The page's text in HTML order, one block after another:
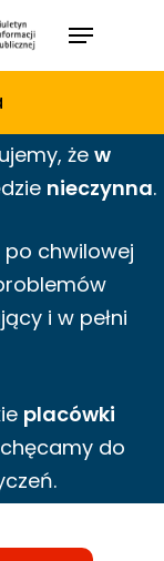
Menu
że w
nieczynna.
po chwilowej
i w pełni
placówki
do